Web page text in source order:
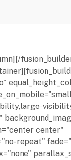
center"
repeat"